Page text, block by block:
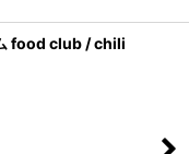
food club / chili